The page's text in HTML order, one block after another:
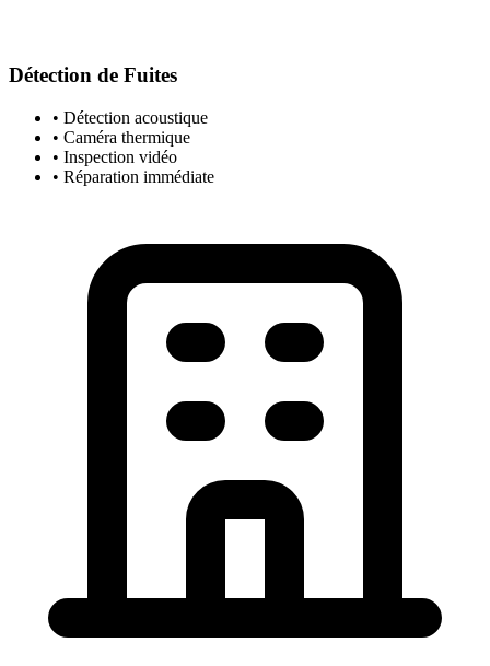
Détection de Fuites
• Détection acoustique
• Caméra thermique
• Inspection vidéo
• Réparation immédiate